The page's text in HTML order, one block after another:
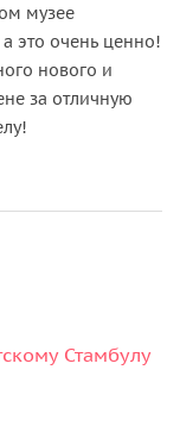
музее
а это очень ценно!
нового и
за отличную
Стамбулу